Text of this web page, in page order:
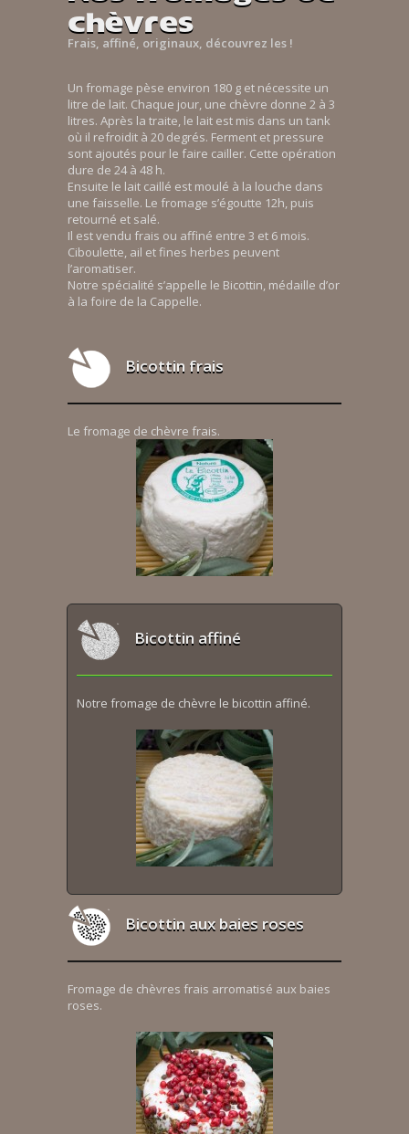
chèvres
Frais, affiné, originaux, découvrez les !
Un fromage pèse environ 180 g et nécessite un
litre de lait. Chaque jour, une chèvre donne 2 à 3
litres. Après la traite, le lait est mis dans un tank
où il refroidit à 20 degrés. Ferment et pressure
sont ajoutés pour le faire cailler. Cette opération
dure de 24 à 48 h.
Ensuite le lait caillé est moulé à la louche dans
une faisselle. Le fromage s’égoutte 12h, puis
retourné et salé.
Il est vendu frais ou affiné entre 3 et 6 mois.
Ciboulette, ail et fines herbes peuvent
l’aromatiser.
Notre spécialité s’appelle le Bicottin, médaille d’or
à la foire de la Cappelle.
Bicottin frais
Le fromage de chèvre frais.
Bicottin affiné
Notre fromage de chèvre le bicottin affiné.
Bicottin aux baies roses
Fromage de chèvres frais arromatisé aux baies
roses.